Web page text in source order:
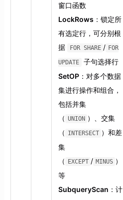
窗口函数
LockRows ：锁定所
有选定行，可分别根
据
FOR SHARE / FOR
UPDATE
子句选择行
SetOP：对多个数据
集进行操作和组合，
包括并集
（ UNION ）、交集
（ INTERSECT ）和差
集
（
EXCEPT / MINUS ）
等
SubqueryScan ：计